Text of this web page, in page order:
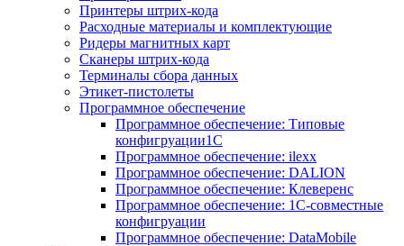
Принтеры штрих-кода
Расходные материалы и комплектующие
Ридеры магнитных карт
Сканеры штрих-кода
Терминалы сбора данных
Этикет-пистолеты
Программное обеспечение
Программное обеспечение: Типовые
конфигруации1С
Программное обеспечение: ilexx
Программное обеспечение: DALION
Программное обеспечение: Клеверенс
Программное обеспечение: 1С-совместные
конфигруации
Программное обеспечение: DataMobile